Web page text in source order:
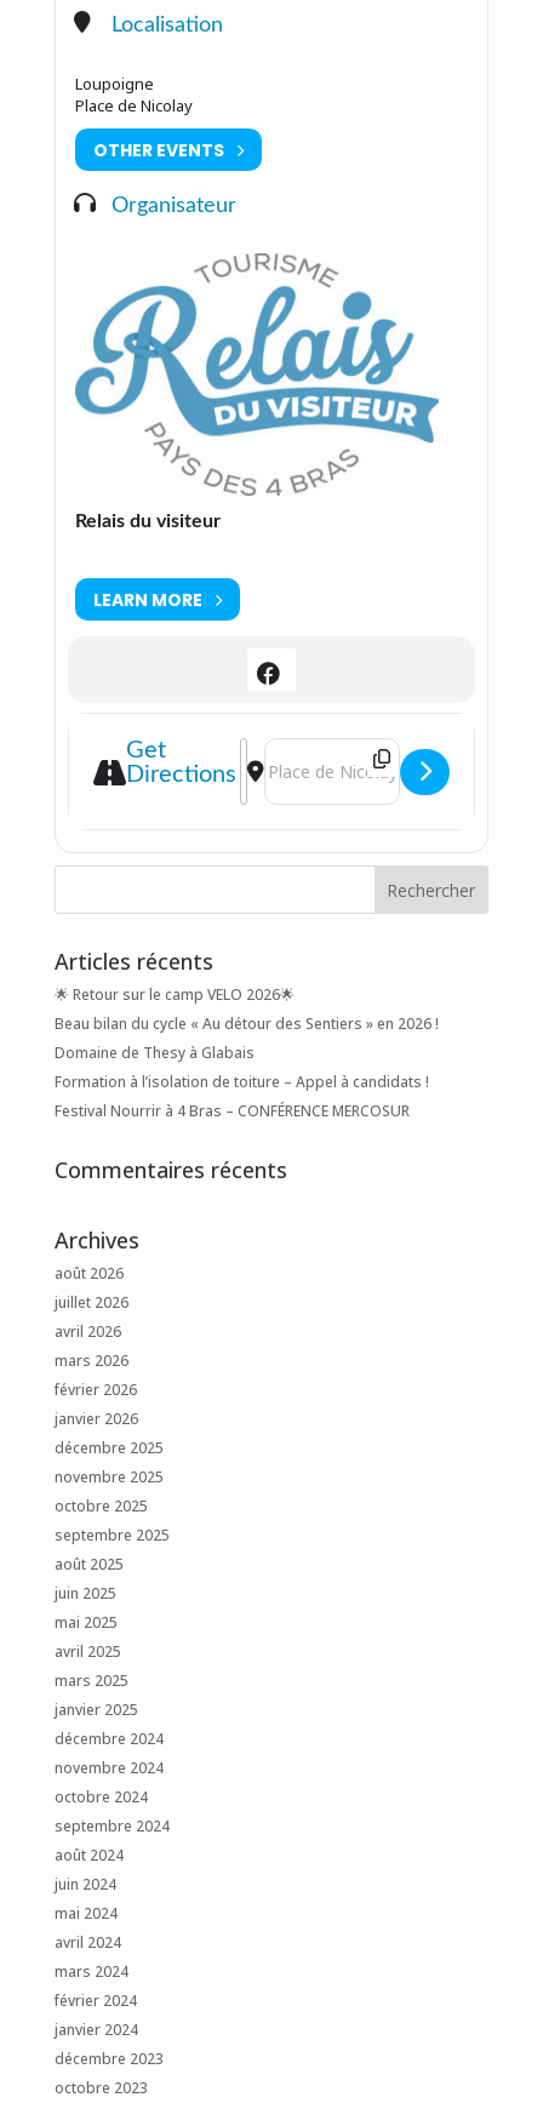
Localisation
Loupoigne
Place de Nicolay
OTHER EVENTS
Organisateur
Relais du visiteur
LEARN MORE
Get
Directions
Address - Balades & Découvertes
Destination Address - Balades &
Articles récents
🌟 Retour sur le camp VELO 2026🌟
Beau bilan du cycle « Au détour des Sentiers » en 2026 !
Domaine de Thesy à Glabais
Formation à l’isolation de toiture – Appel à candidats !
Festival Nourrir à 4 Bras – CONFÉRENCE MERCOSUR
Commentaires récents
Archives
août 2026
juillet 2026
avril 2026
mars 2026
février 2026
janvier 2026
décembre 2025
novembre 2025
octobre 2025
septembre 2025
août 2025
juin 2025
mai 2025
avril 2025
mars 2025
janvier 2025
décembre 2024
novembre 2024
octobre 2024
septembre 2024
août 2024
juin 2024
mai 2024
avril 2024
mars 2024
février 2024
janvier 2024
décembre 2023
octobre 2023